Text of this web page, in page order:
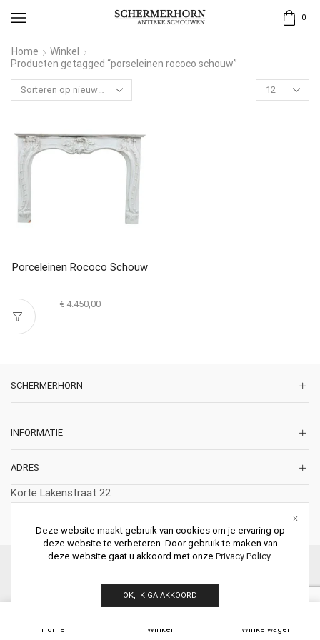
0
Home
Winkel
Producten getagged “porseleinen rococo schouw”
Porceleinen Rococo Schouw
€ 4.450,00
SCHERMERHORN
INFORMATIE
ADRES
Korte Lakenstraat 22
Nederland
© 2026 Schermerhorn Antieke Schouwen. All Rights Reserved.
Home Winkel Winkelwagen
Deze website maakt gebruik van cookies om je ervaring op
deze website te verbeteren. Door gebruik te maken van
deze website gaat u akkoord met onze Privacy Policy.
OK, IK GA AKKOORD